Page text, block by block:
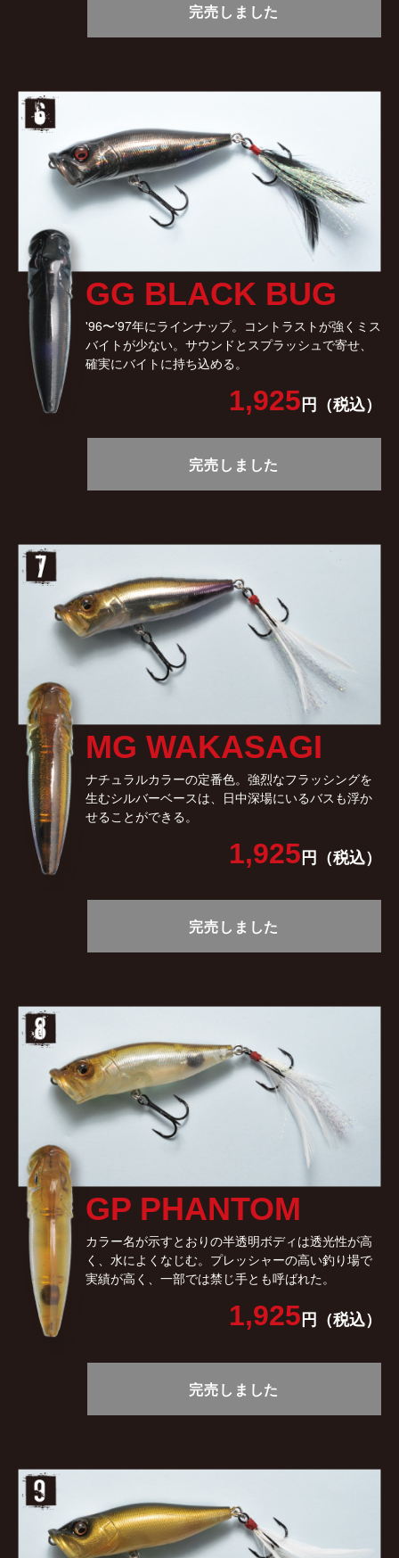
完売しました
GG BLACK BUG
'96〜'97年にラインナップ。コントラストが強くミス
バイトが少ない。サウンドとスプラッシュで寄せ、
確実にバイトに持ち込める。
1,925円（税込）
完売しました
MG WAKASAGI
ナチュラルカラーの定番色。強烈なフラッシングを
生むシルバーベースは、日中深場にいるバスも浮か
せることができる。
1,925円（税込）
完売しました
GP PHANTOM
カラー名が示すとおりの半透明ボディは透光性が高
く、水によくなじむ。プレッシャーの高い釣り場で
実績が高く、一部では禁じ手とも呼ばれた。
1,925円（税込）
完売しました